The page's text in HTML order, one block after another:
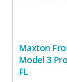
Maxton
Model 3
FL